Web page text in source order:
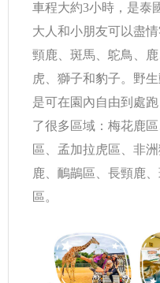
車程大約3小時，是泰
大人和小朋友可以盡
頸鹿、斑馬、鴕鳥、
虎、獅子和豹子。野
是可在園內自由到處
了很多區域：梅花鹿
區、孟加拉虎區、非
鹿、鴯鶓區、長頸鹿
區。